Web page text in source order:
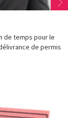
de temps pour le
de permis